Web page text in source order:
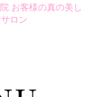
お客様の真の美し
ロン